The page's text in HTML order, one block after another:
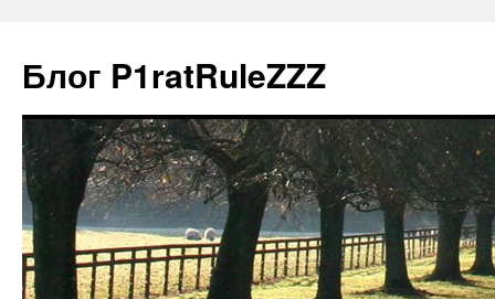
Блог P1ratRuleZZZ